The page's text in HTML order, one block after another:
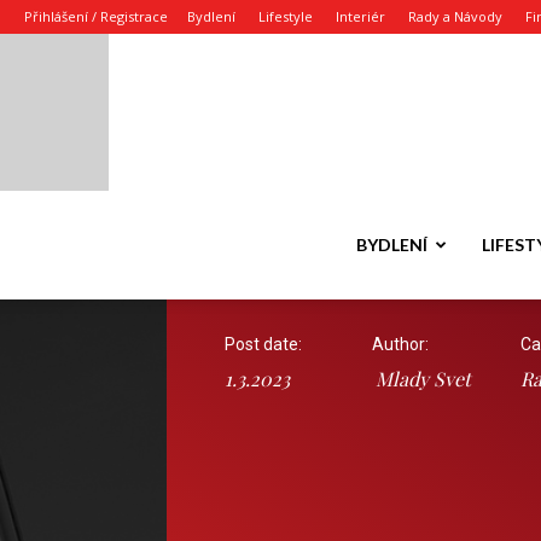
Přihlášení / Registrace Bydlení Lifestyle Interiér Rady a Návody
BYDLENÍ
Post date:
1.3.2023
Author:
Mlady Svet